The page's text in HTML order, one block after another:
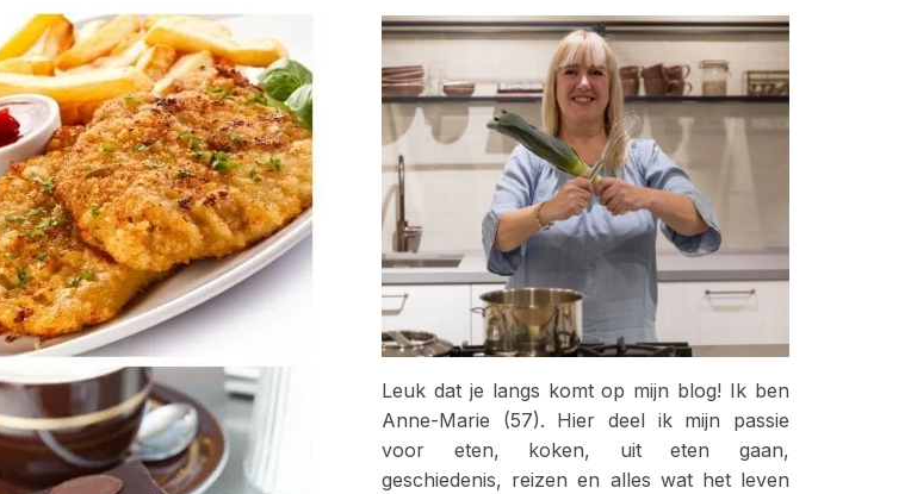
Leuk dat je langs komt op mijn blog! Ik ben
Anne-Marie (57). Hier deel ik mijn passie
voor eten, koken, uit eten gaan,
geschiedenis, reizen en alles wat het leven